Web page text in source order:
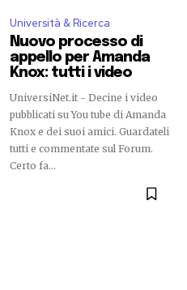
Università & Ricerca
Nuovo processo di
appello per Amanda
Knox: tutti i video
UniversiNet.it - Decine i video
pubblicati su You tube di Amanda
Knox e dei suoi amici. Guardateli
tutti e commentate sul Forum.
Certo fa...